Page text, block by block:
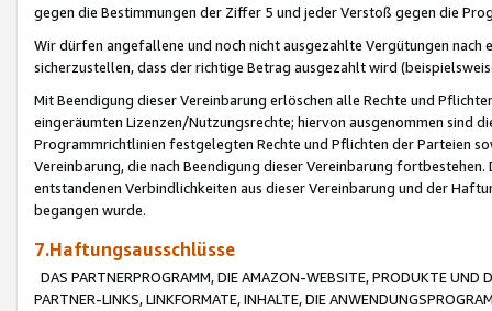
gegen die Bestimmungen der Ziffer 5 und jeder Verstoß gegen die
Wir dürfen angefallene und noch nicht ausgezahlte Vergütungen
sicherzustellen, dass der richtige Betrag ausgezahlt wird
Mit Beendigung dieser Vereinbarung erlöschen alle Rechte und
eingeräumten Lizenzen/Nutzungsrechte; hiervon ausgenommen sind
Programmrichtlinien festgelegten Rechte und Pflichten der Parteien
Vereinbarung, die nach Beendigung dieser Vereinbarung
entstandenen Verbindlichkeiten aus dieser Vereinbarung und der
begangen wurde.
7.Haftungsausschlüsse
DAS PARTNERPROGRAMM, DIE AMAZON-WEBSITE, PRODUKTE UND
PARTNER-LINKS, LINKFORMATE, INHALTE, DIE